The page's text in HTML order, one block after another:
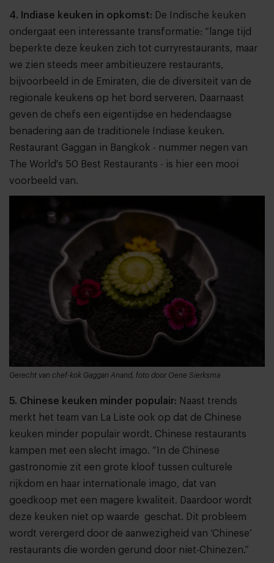
4. Indiase keuken in opkomst:
De Indische keuken
ondergaat een interessante transformatie: “lange tijd
beperkte deze keuken zich tot curryrestaurants, maar
we zien steeds meer ambitieuzere restaurants,
bijvoorbeeld in de Emiraten, die de diversiteit van de
regionale keukens op het bord serveren. Daarnaast
geven de chefs een eigentijdse en hedendaagse
benadering aan de traditionele Indiase keuken.
Restaurant Gaggan in Bangkok - nummer negen van
The World's 50 Best Restaurants - is hier een mooi
voorbeeld van.
Gerecht van chef-kok Gaggan Anand, foto door Oene Sierksma
5. Chinese keuken minder populair: Naast trends
merkt het team van La Liste ook op dat de Chinese
keuken minder populair wordt. Chinese restaurants
kampen met een slecht imago. “In de Chinese
gastronomie zit een grote kloof tussen culturele
rijkdom en haar internationale imago, dat van
goedkoop met een magere kwaliteit. Daardoor wordt
deze keuken niet op waarde geschat. Dit probleem
wordt verergerd door de aanwezigheid van ‘Chinese’
restaurants die worden gerund door niet-Chinezen.”